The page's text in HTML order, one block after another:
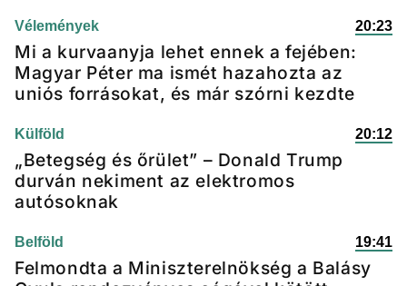
Vélemények 20:23
Mi a kurvaanyja lehet ennek a fejében:
Magyar Péter ma ismét hazahozta az
uniós forrásokat, és már szórni kezdte
Külföld 20:12
„Betegség és őrület” – Donald Trump
durván nekiment az elektromos
autósoknak
Belföld 19:41
Felmondta a Miniszterelnökség a Balásy